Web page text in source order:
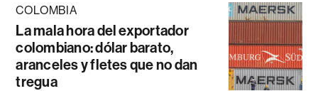
COLOMBIA
La mala hora del exportador
colombiano: dólar barato,
aranceles y fletes que no dan
tregua